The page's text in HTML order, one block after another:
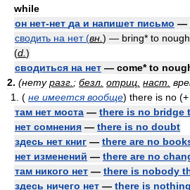
while
он нет-нет да и напишет письмо —
сводить на нет(вн ) — bring* to
(d )
сводиться на нет — come*to
2. (нету разг ; безл отриц наст
1
. ( не имеется вообще) there is no (+
там нет моста — there is no bridge
нет сомнения — there is no doubt
здесь нет книг — there are no
нет изменений — there are no
там никого нет — there is nobody
здесь ничего нет — there is nothing